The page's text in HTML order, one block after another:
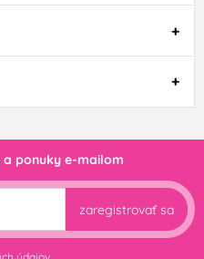
ponuky e-mailom
zaregistrovať sa